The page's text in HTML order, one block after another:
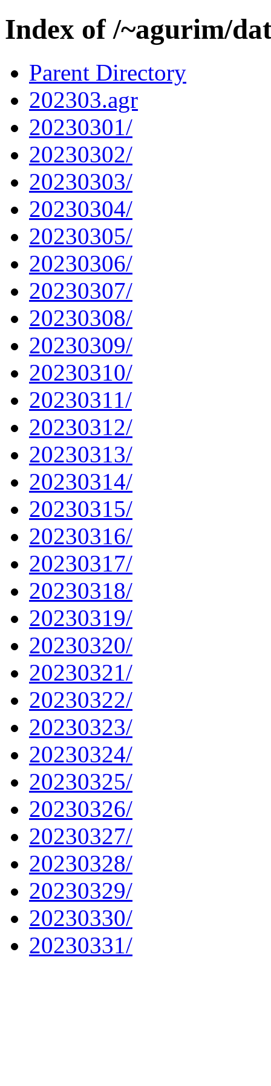
Index of /~agurim/
Parent Directory
202303.agr
20230301/
20230302/
20230303/
20230304/
20230305/
20230306/
20230307/
20230308/
20230309/
20230310/
20230311/
20230312/
20230313/
20230314/
20230315/
20230316/
20230317/
20230318/
20230319/
20230320/
20230321/
20230322/
20230323/
20230324/
20230325/
20230326/
20230327/
20230328/
20230329/
20230330/
20230331/